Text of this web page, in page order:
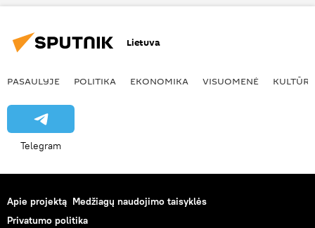
Lietuva
PASAULYJE POLITIKA EKONOMIKA VISUOMENĖ KULTŪRA
Telegram
Apie projektą Medžiagų naudojimo taisyklės
Privatumo politika